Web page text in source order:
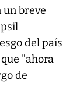
breve
del país
"ahora
de